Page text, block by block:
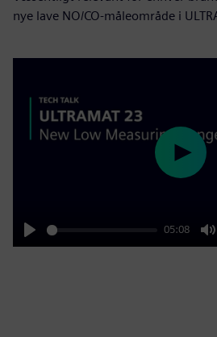
nye lave NO/CO-måleområde i
Play
05:08
Play